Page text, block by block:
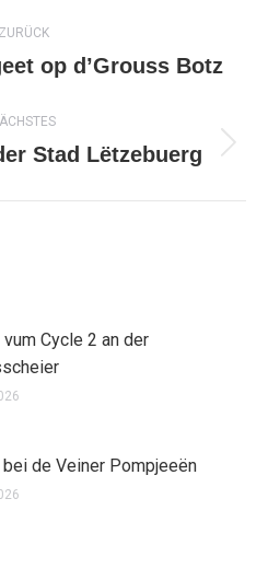
ZURÜCK
Vorheriger
op d’Grouss Botz
Nächster
Stad Lëtzebuerg
Cycle 2 an der
bei de Veiner Pompjeeën